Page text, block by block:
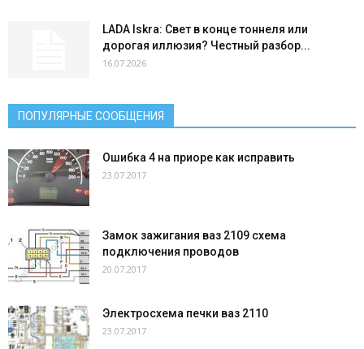
LADA Iskra: Свет в конце тоннеля или
дорогая иллюзия? Честный разбор...
16.07.2026
ПОПУЛЯРНЫЕ СООБЩЕНИЯ
Ошибка 4 на приоре как исправить
23.07.2017
Замок зажигания ваз 2109 схема
подключения проводов
20.07.2017
Электросхема печки ваз 2110
23.07.2017